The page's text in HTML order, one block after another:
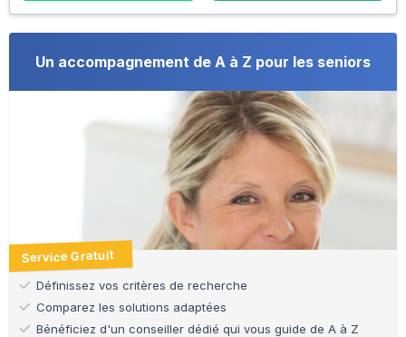
Un accompagnement de A à Z pour les seniors
Service Gratuit
Définissez vos critères de recherche
Comparez les solutions adaptées
Bénéficiez d'un conseiller dédié qui vous guide de A à Z